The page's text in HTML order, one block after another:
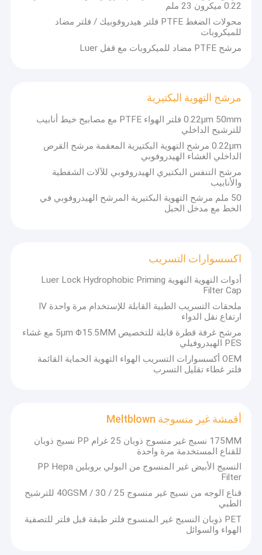
غشاء PTFE
غشاء الألياف الزجاجية
حامي المحول
مرشح التهوية البكتيرية
اكسسوارات التسريب
أقمشة غير منسوجة Meltblown
مرشحات دائرة التنفس
تحضير العينة بواسطة HPLC
تصفية وسائل الإعلام الثقافية
TSP مراقبة الهواء المحيط
اختبار الميكروبيولوجيا
فتحات التهوية الإلكترونية المحمولة
فتحات التغليف
فتحات التهوية للالكترونيات الخارجية
مرشحات الكبسولة
المرشحات الميكروبورية
0.22 ميكرون 23 ملم
محولات الضغط PTFE فلتر هيدروفوبيك / فلتر مضاد
للميكروبات
مرشح PTFE مضاد للميكروبات مع قفل Luer
مرشح التهوية البكتيرية
0.22μm 50mm فلتر الهواء PTFE مع مصابيح خيط أنابيب
للترشيح الداخلي
0.22μm مرشح التهوية البكتيرية المعقمة مرشح القرص
الداخلي الغشاء الهيدروفوبي
مرشح التنفس البكتيري الهيدروفوبي للآلات الشفطية
والأنابيب
50 ملم مرشح التهوية البكتيرية المرشح الهيدروفوبي في
الخط مع مدخل الحبل
اكسسوارات التسريب
أدوات التهوية التهوية Luer Lock Hydrophobic Priming
Filter Cap
ملحقات التسريب الطبية القابلة للإستخدام مرة واحدة IV
ارتفاع نقل الدواء
مرشح غرفة قطرة قابلة للتخصيص 5μm Φ15.5MM مع غشاء
PES الهيدروفيلي
OEM أكسسوارات التسريب الهواء التهوية الحماية القائمة
فلتر غطاء تقليل التسرب
أقمشة غير منسوجة Meltblown
175MM نسيج غير منسوج ذوبان 25 غرام PP نسيج ذوبان
للقناع المستخدمة مرة واحدة
النسيج الأبيض غير المنسوج من البولي بروبلين PP Hepa
Filter
قناع الوجه من نسيج غير منسوج 25 / 30 / 40GSM للترشيح
الطبي
PET ذوبان النسيج غير المنسوج فلتر طبقة قبل فلتر للتصفية
الهواء والسوائل
القطر: 13 مم، 25 مم
حجم المسام: 0.22 ميكرومتر / 0.45 ميكرومتر
الشهادات
بالحفاظ على مستوى عالٍ من الجودة والسلامة في عملياتنا لضمان تلبية